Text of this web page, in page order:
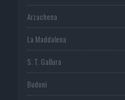
Arzachena
La Maddalena
S. T. Gallura
Budoni